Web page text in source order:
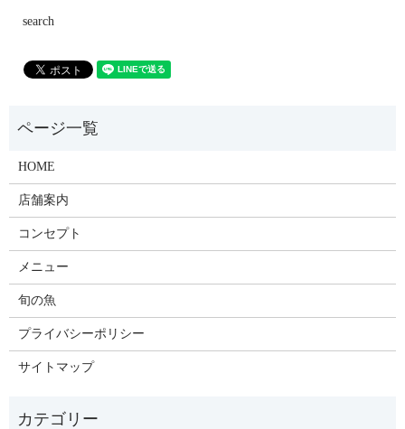
search
HOME
店舗案内
コンセプト
メニュー
旬の魚
プライバシーポリシー
サイトマップ